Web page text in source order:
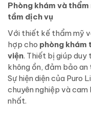
Phòng khám và
tầm dịch vụ
Với thiết kế thẩm mỹ
hợp cho phòng khám
viện. Thiết bị giúp duy
không ồn, đảm bảo an
Sự hiện diện của Puro
chuyên nghiệp và
nhất.